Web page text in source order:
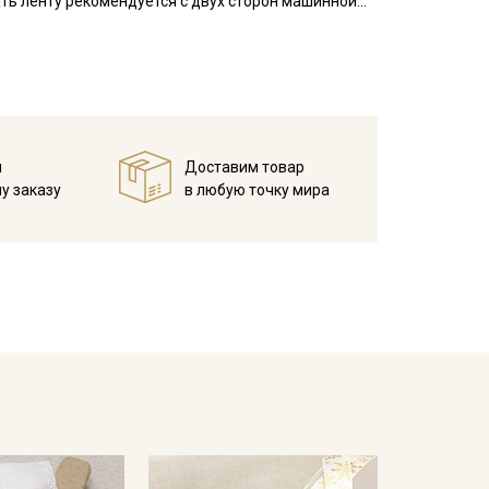
заказу
Доставим товар
в любую точку мира